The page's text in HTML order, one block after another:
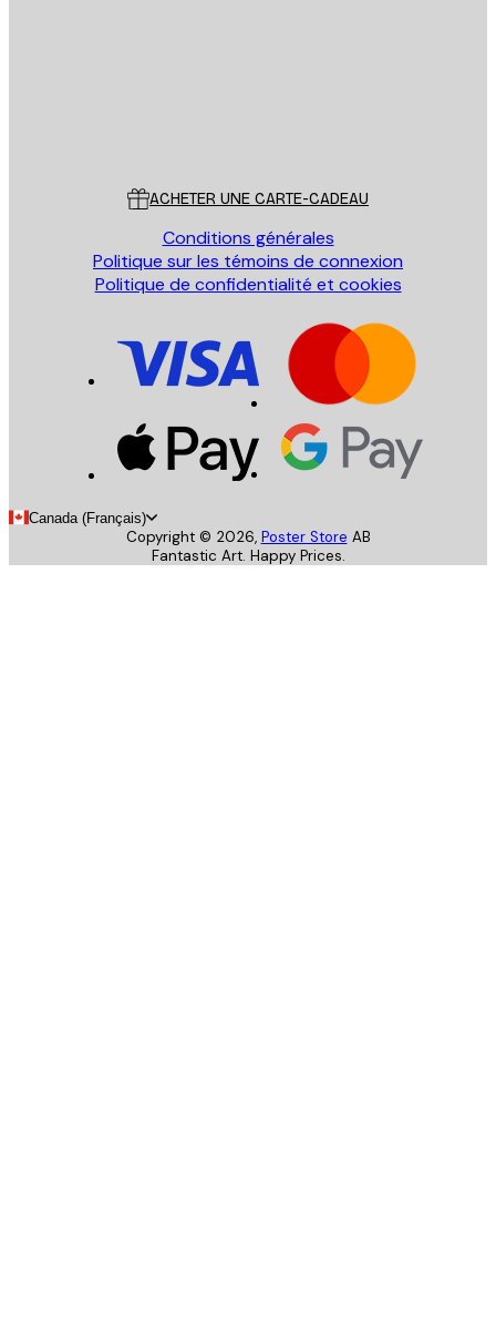
ACHETER UNE CARTE-CADEAU
Conditions générales
Politique sur les témoins de connexion
Politique de confidentialité et cookies
Canada (Français)
Copyright © 2026, Poster Store AB
Fantastic Art. Happy Prices.